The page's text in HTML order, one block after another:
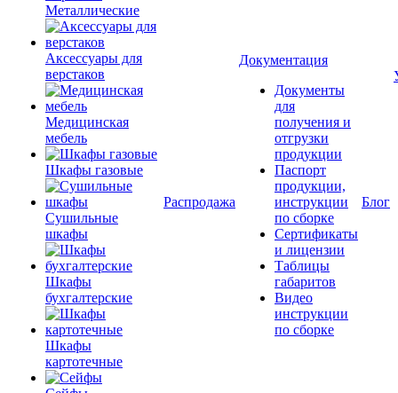
Металлические
Аксессуары для
верстаков
Медицинская
мебель
Шкафы газовые
Сушильные
шкафы
Шкафы
бухгалтерские
Шкафы
картотечные
Распродажа
Документация
Документы
для
получения и
отгрузки
продукции
Паспорт
продукции,
инструкции
по сборке
Сертификаты
и лицензии
Таблицы
габаритов
Видео
инструкции
по сборке
Блог